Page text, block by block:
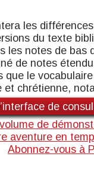
les différences
du texte
les notes de bas
de notes
le
et chrétienne,
de
de
aventure en
Abonnez-vous à